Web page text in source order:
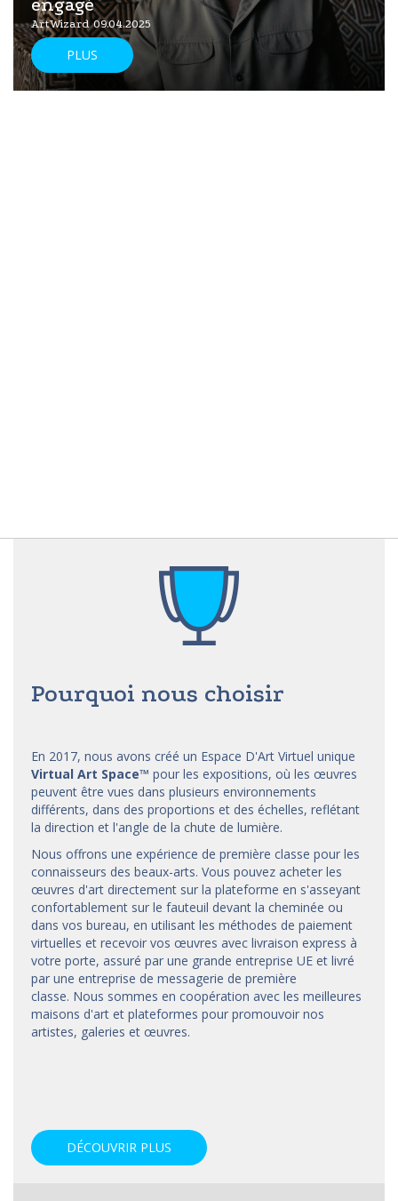
engagé
ArtWizard 09.04.2025
PLUS
Pourquoi nous choisir
En 2017, nous avons créé un Espace D'Art Virtuel unique
Virtual Art Space™ pour les expositions, où les œuvres
peuvent être vues dans plusieurs environnements
différents, dans des proportions et des échelles, reflétant
la direction et l'angle de la chute de lumière.
Nous offrons une expérience de première classe pour les
connaisseurs des beaux-arts. Vous pouvez acheter les
œuvres d'art directement sur la plateforme en s'asseyant
confortablement sur le fauteuil devant la cheminée ou
dans vos bureau, en utilisant les méthodes de paiement
virtuelles et recevoir vos œuvres avec livraison express à
votre porte, assuré par une grande entreprise UE et livré
par une entreprise de messagerie de première
classe. Nous sommes en coopération avec les meilleures
maisons d'art et plateformes pour promouvoir nos
artistes, galeries et œuvres.
DÉCOUVRIR PLUS